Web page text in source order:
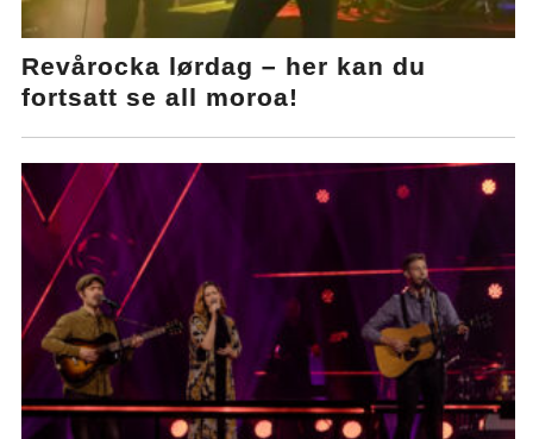
Revårocka lørdag – her kan du
fortsatt se all moroa!